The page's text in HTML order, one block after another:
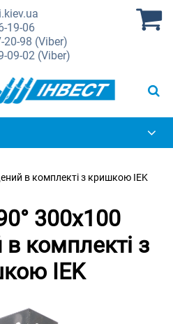
19-06
20-98 (Viber)
09-02 (Viber)
в комплекті з кришкою IEK
300х100
комплекті з
IEK